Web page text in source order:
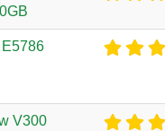
V300